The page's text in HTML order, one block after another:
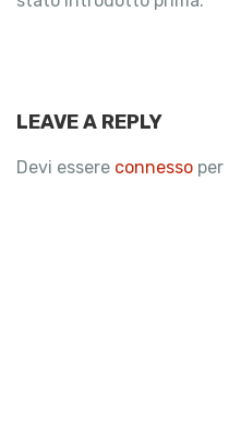
LEAVE A REPLY
Devi essere connesso per